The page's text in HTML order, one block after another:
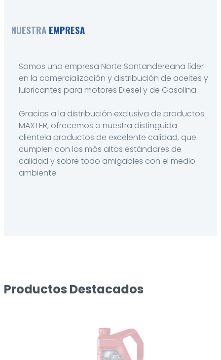
NUESTRA EMPRESA
Somos una empresa Norte Santandereana líder
en la comercialización y distribución de aceites y
lubricantes para motores Diesel y de Gasolina.
Gracias a la distribución exclusiva de productos
MAXTER, ofrecemos a nuestra distinguida
clientela productos de excelente calidad, que
cumplen con los más altos estándares de
calidad y sobre todo amigables con el medio
ambiente.
Productos Destacados